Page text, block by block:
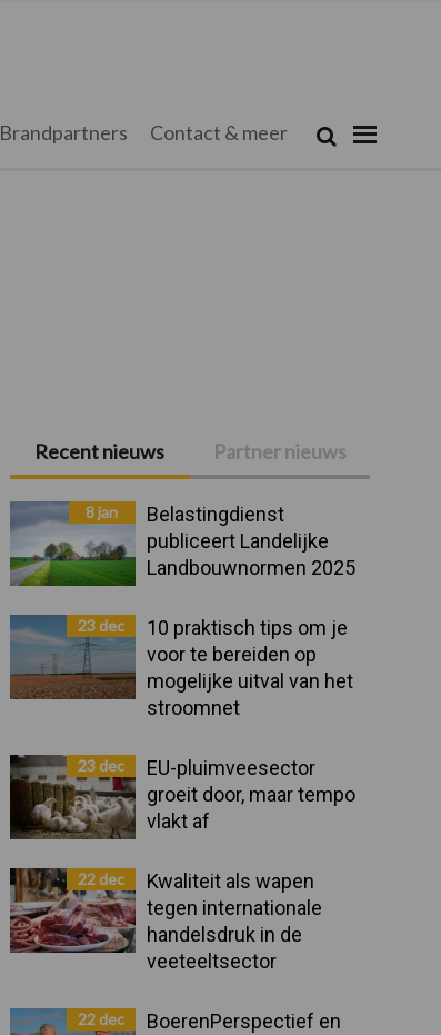
Brandpartners Contact & meer Zoek
Primaire
Sidebar
Recent nieuws Partner nieuws
8 jan
Belastingdienst
publiceert Landelijke
Landbouwnormen 2025
23 dec
10 praktisch tips om je
voor te bereiden op
mogelijke uitval van het
stroomnet
23 dec
EU-pluimveesector
groeit door, maar tempo
vlakt af
22 dec
Kwaliteit als wapen
tegen internationale
handelsdruk in de
veeteeltsector
22 dec
BoerenPerspectief en